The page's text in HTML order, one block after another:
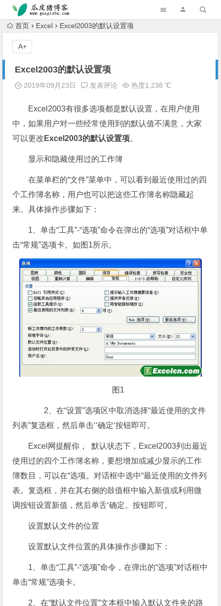
跳转到主内容
首页 Excel Excel2003的默认设置项
Excel2003的默认设置项
2019年09月23日 发表评论 热度1,238 ℃
Excel2003有很多选项都是默认设置，在用户使用
中，如果用户对一些经常使用到的默认值不满意，大家
可以更改 Excel2003的默认设置项。
显示和隐藏使用过的工作簿
在菜单栏的“文件”菜单中，可以看到最近使用过的四
个工作簿名称，用户也可以把这些工作簿名称隐藏起
来。具体操作步骤如下：
1、单击“工具”-“选项”命令在弹出的“选项”对话框中单
击“常规”选项卡。如图1所示。
图1
2、在“设置”选项区中取消选择“最近使用的文件
列表”复选框，然后单击‘‘确定‘按钮即可。
Excel网提醒你， 默认状态下，Excel2003列出最近
使用过的四个工作簿名称，要想增加或减少显示的工作
簿数目，可以在“选项。对话框中选中“最近使用的文件列
表。复选框，并在其右侧的鼓值框中输入新值或利用微
调按钮设置新值，然后单舌‘确定。按钮即可。
设置默认文件的位置
设置默认文件位置的具体操作步骤如下：
1、单击“工具”-“选项”命令，在弹出的“选项”对话框中
单击“常规”选项卡。
2、在“默认文件位置”文本框中输入默认文件夹的路
A+